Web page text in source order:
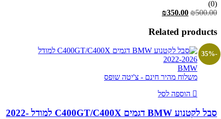
(0)
₪500.00
המחיר
היה:
₪500.00.
₪350.00
הוא:
Related products
-35%
BMW
משלוח מהיר חינם - צ'יטה שופס
הוספה לסל
סבל לקטנוע BMW דגמים C400GT/C400X למודל 2022-